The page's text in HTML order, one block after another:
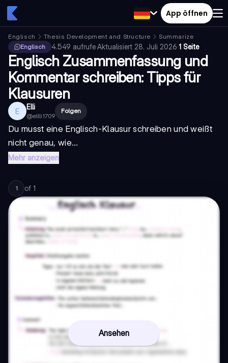
App öffnen
Englisch Thesis Development and Structure
Summarize
Englisch
4.549 aufrufe·Aktualisiert 28. Juli 2026·1 Seite
Englisch Zusammenfassung und
Kommentar schreiben: Tipps für
Klausuren
E Elli
@ellli1709
Folgen
Du musst eine Englisch-Klausur schreiben und weißt
nicht genau, wie...
Mehr anzeigen
1 of 1
Ansehen